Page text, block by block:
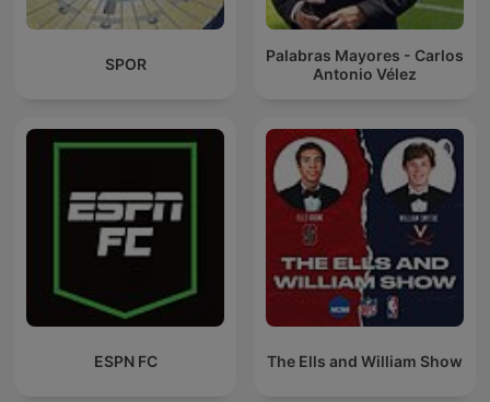
SPOR
Palabras Mayores - Carlos
Antonio Vélez
ESPN FC The Ells and William Show